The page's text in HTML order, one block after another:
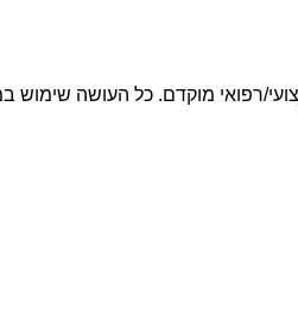
רפואי מוקדם. כל העושה שימוש